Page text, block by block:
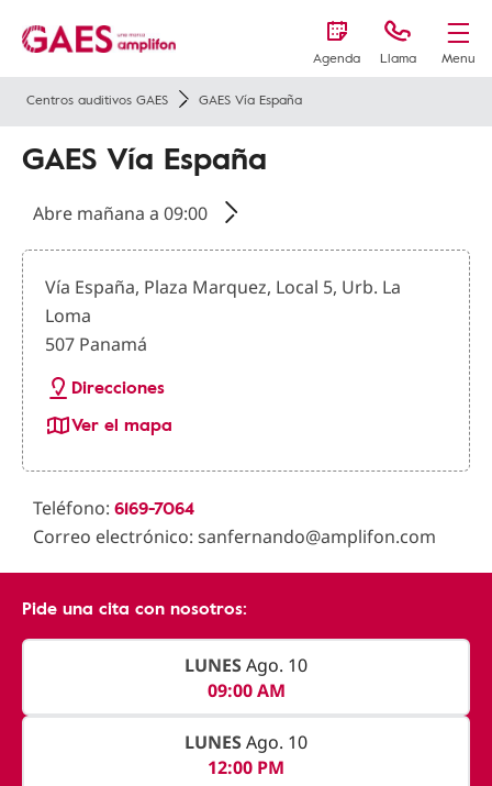
Agenda Llama Menu
Centros auditivos GAES GAES Vía España
GAES Vía España
Abre mañana a 09:00
Vía España, Plaza Marquez, Local 5, Urb. La
Loma
507 Panamá
Direcciones
Ver el mapa
Teléfono: 6169-7064
Correo electrónico: sanfernando@amplifon.com
Pide una cita con nosotros:
LUNESAgo. 10
09:00 AM
LUNESAgo. 10
12:00 PM